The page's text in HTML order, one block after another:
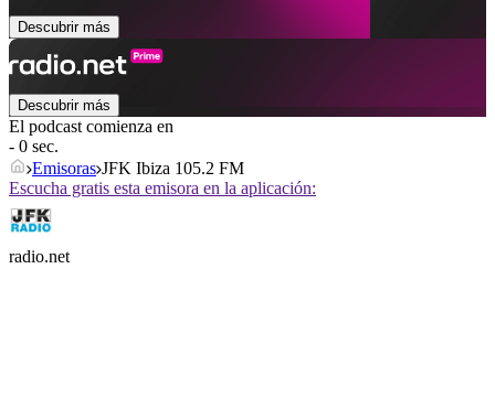
Descubrir más
Descubrir más
El podcast comienza en
- 0 sec.
Emisoras JFK Ibiza 105.2 FM
Escucha gratis esta emisora en la aplicación:
radio.net